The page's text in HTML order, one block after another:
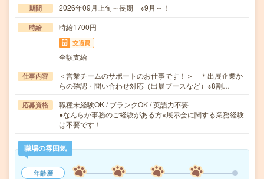
期間 2026年09月上旬～長期 ※9月～！
時給 時給1700円
交通費
全額支給
仕事内容
＜営業チームのサポートのお仕事です！＞ ＊出展企業か
らの確認・問い合わせ対応（出展ブースなど）※8割…
応募資格
職種未経験OK / ブランクOK / 英語力不要
●なんらか事務のご経験がある方※展示会に関する業務経験
は不要です！
職場の雰囲気
年齢層